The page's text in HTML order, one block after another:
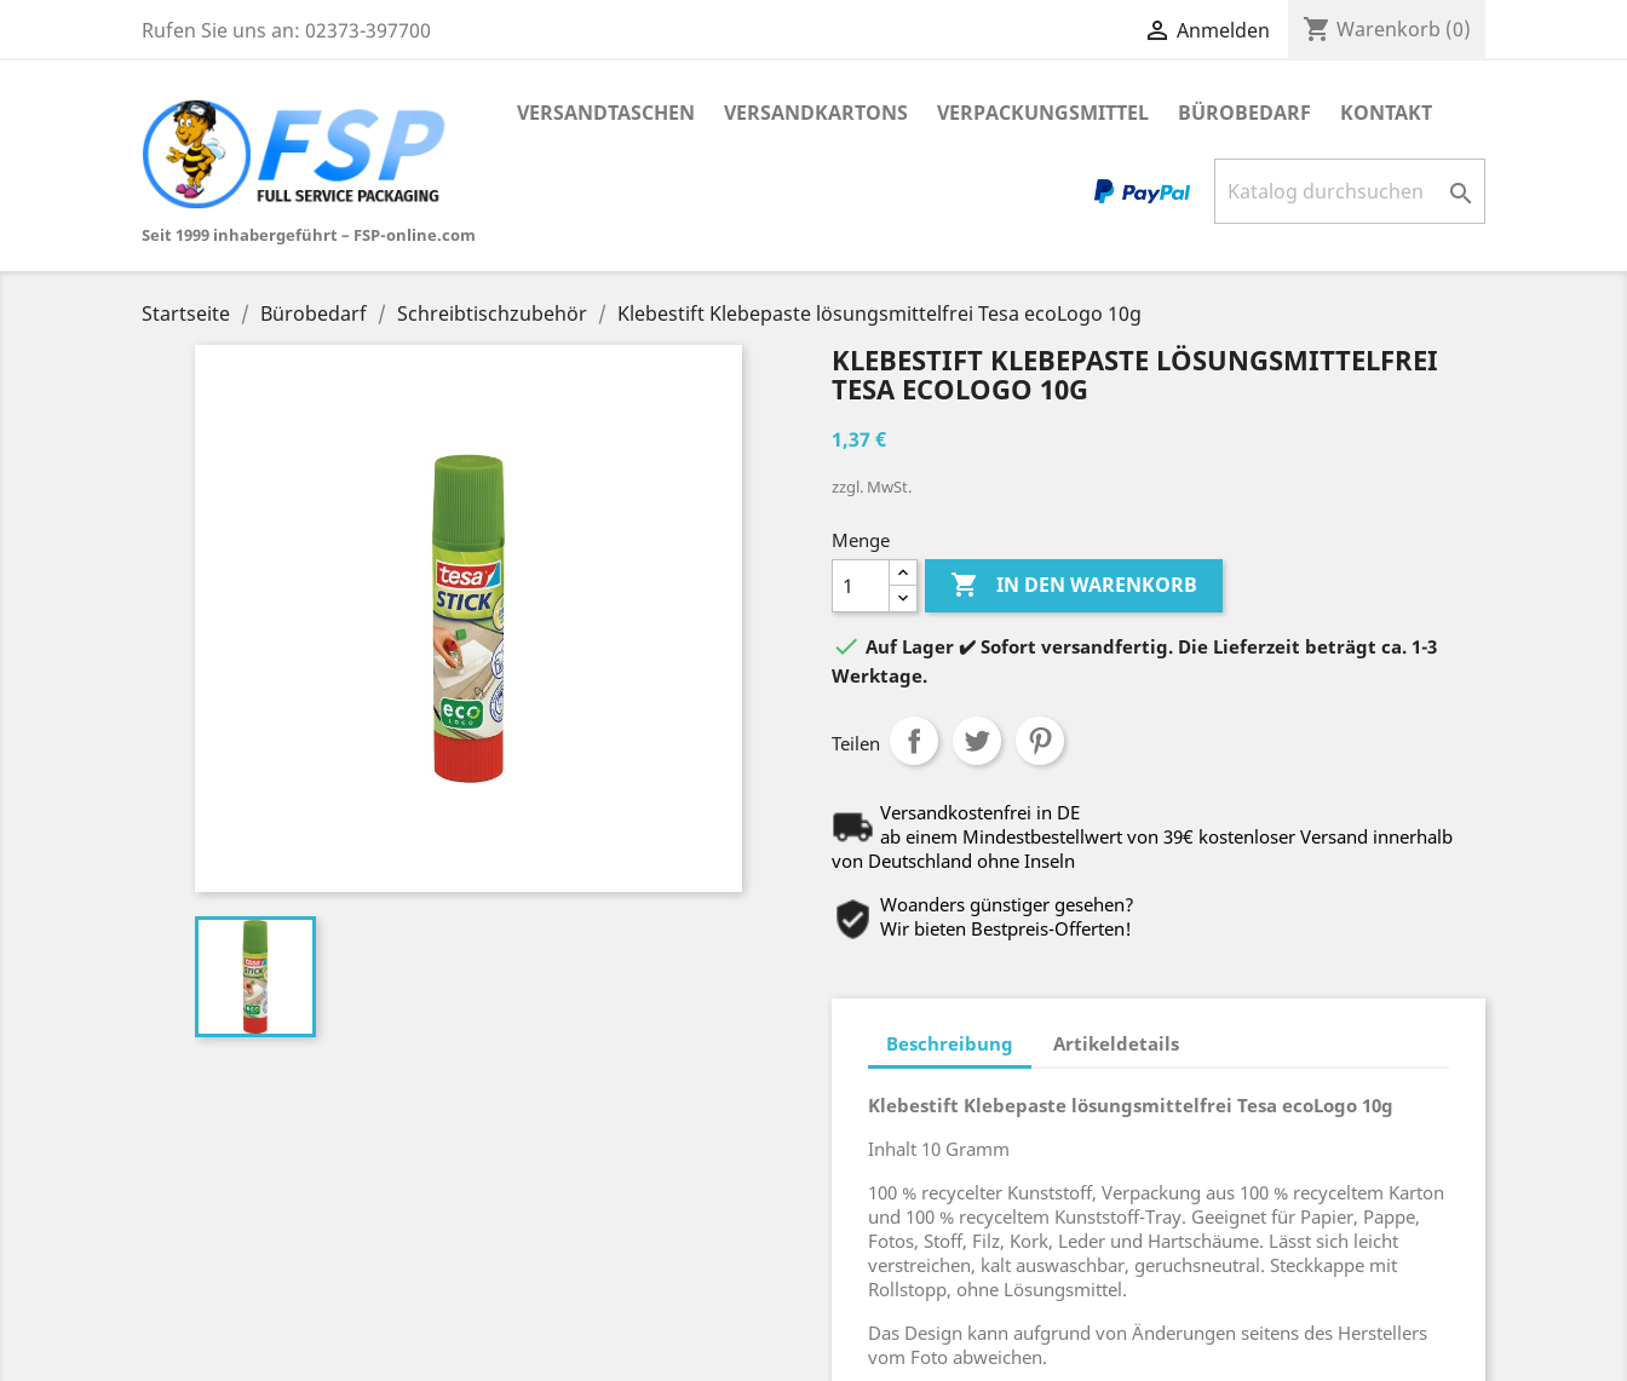
Rufen Sie uns an: 02373-397700  Anmelden shopping_cart Warenkorb (0)
Seit 1999 inhabergeführt – FSP-online.com
VERSANDTASCHEN VERSANDKARTONS VERPACKUNGSMITTEL BÜROBEDARF KONTAKT

Startseite Bürobedarf Schreibtischzubehör Klebestift Klebepaste lösungsmittelfrei Tesa ecoLogo 10g
KLEBESTIFT KLEBEPASTE LÖSUNGSMITTELFREI
TESA ECOLOGO 10G
1,37 €
zzgl. MwSt.
Menge
 IN DEN WARENKORB
 Auf Lager ✔️ Sofort versandfertig. Die Lieferzeit beträgt ca. 1-3
Werktage.
Teilen
Versandkostenfrei in DE
ab einem Mindestbestellwert von 39€ kostenloser Versand innerhalb
von Deutschland ohne Inseln
Woanders günstiger gesehen?
Wir bieten Bestpreis-Offerten!
Beschreibung Artikeldetails
Klebestift Klebepaste lösungsmittelfrei Tesa ecoLogo 10g
Inhalt 10 Gramm
100 % recycelter Kunststoff, Verpackung aus 100 % recyceltem Karton
und 100 % recyceltem Kunststoff-Tray. Geeignet für Papier, Pappe,
Fotos, Stoff, Filz, Kork, Leder und Hartschäume. Lässt sich leicht
verstreichen, kalt auswaschbar, geruchsneutral. Steckkappe mit
Rollstopp, ohne Lösungsmittel.
Das Design kann aufgrund von Änderungen seitens des Herstellers
vom Foto abweichen.